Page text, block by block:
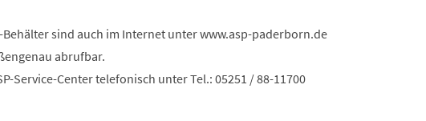
sind auch im Internet unter www.asp-paderborn.de
abrufbar.
Service-Center telefonisch unter Tel.: 05251 / 88-11700